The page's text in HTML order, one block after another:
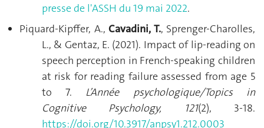
presse de l'ASSH du 19 mai 2022.
Piquard-Kipffer, A., Cavadini, T., Sprenger-Charolles,
L., & Gentaz, E. (2021). Impact of lip-reading on
speech perception in French-speaking children
at risk for reading failure assessed from age 5
to 7. L’Année psychologique/Topics
in
Cognitive
Psychology, 121(2), 3-18.
https://doi.org/10.3917/anpsy1.212.0003